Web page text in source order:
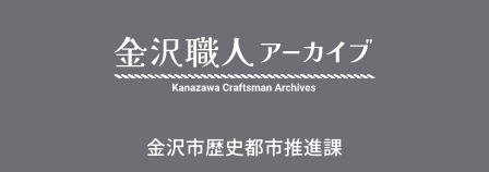
金沢市歴史都市推進課